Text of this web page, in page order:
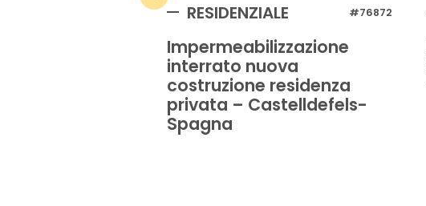
RESIDENZIALE #76872
Impermeabilizzazione
interrato nuova
costruzione residenza
privata – Castelldefels-
Spagna